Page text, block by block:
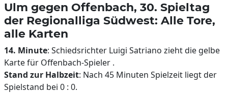
Ulm gegen Offenbach, 30. Spieltag
der Regionalliga Südwest: Alle Tore,
alle Karten
14. Minute: Schiedsrichter Luigi Satriano zieht die gelbe
Karte für Offenbach-Spieler .
Stand zur Halbzeit: Nach 45 Minuten Spielzeit liegt der
Spielstand bei 0 : 0.